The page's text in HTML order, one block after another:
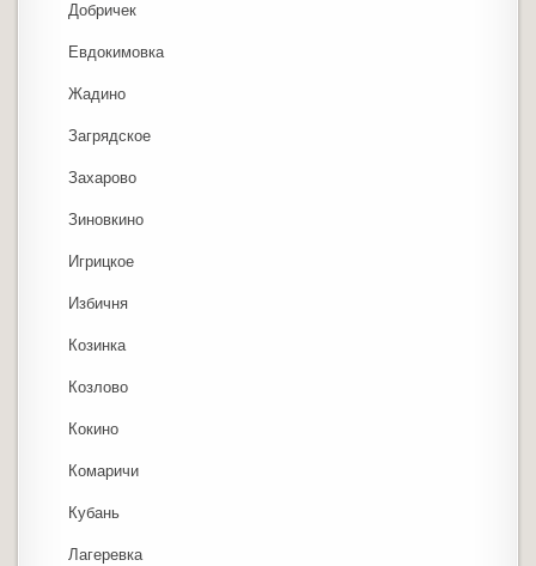
Добричек
Евдокимовка
Жадино
Загрядское
Захарово
Зиновкино
Игрицкое
Избичня
Козинка
Козлово
Кокино
Комаричи
Кубань
Лагеревка